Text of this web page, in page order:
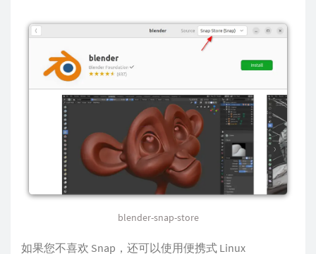
blender-snap-store
如果您不喜欢 Snap，还可以使用便携式 Linux